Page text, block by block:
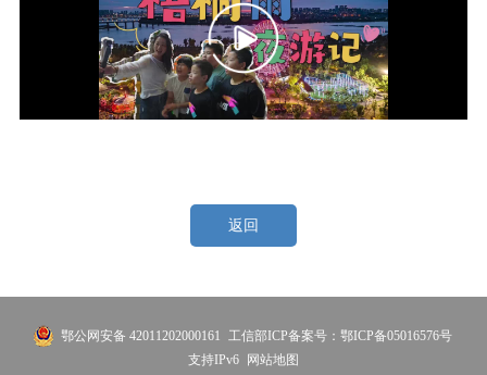
返回
鄂公网安备 42011202000161 工信部ICP备案号：鄂ICP备05016576号
支持IPv6
网站地图